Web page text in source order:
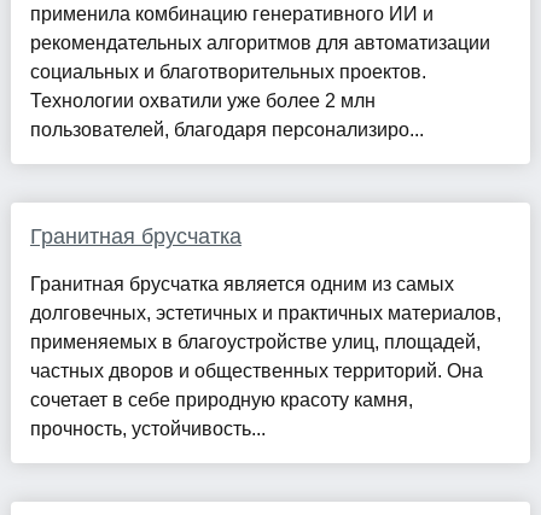
применила комбинацию генеративного ИИ и
рекомендательных алгоритмов для автоматизации
социальных и благотворительных проектов.
Технологии охватили уже более 2 млн
пользователей, благодаря персонализиро...
Гранитная брусчатка
Гранитная брусчатка является одним из самых
долговечных, эстетичных и практичных материалов,
применяемых в благоустройстве улиц, площадей,
частных дворов и общественных территорий. Она
сочетает в себе природную красоту камня,
прочность, устойчивость...